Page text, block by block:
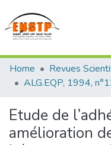
DSPACE de l'École
Publics
Home Revues
ALG.EQP, 1994,
Etude de
amélioration